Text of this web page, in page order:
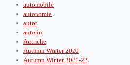
automobile
autonomie
autor
autorin
Autriche
Autumn Winter 2020
Autumn Winter 2021-22